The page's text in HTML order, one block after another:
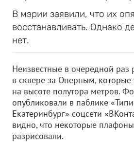
В мэрии заявили, что их
восстанавливать. Однако
нет.
Неизвестные в очередной раз
в сквере за Оперным,
на высоте полутора метров.
опубликовали в паблике
Екатеринбург» соцсети
видно, что некоторые
разрисовали.